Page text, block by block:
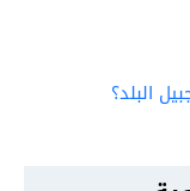
البلد؟